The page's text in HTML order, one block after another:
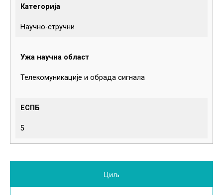
Категорија
Научно-стручни
Ужа научна област
Телекомуникације и обрада сигнала
ЕСПБ
5
Циљ